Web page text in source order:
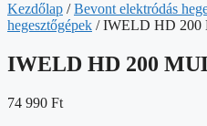
Kezdőlap /Bevont elektródás
hegesztőgépek / IWELD HD 200
IWELD HD 200
74 990 Ft